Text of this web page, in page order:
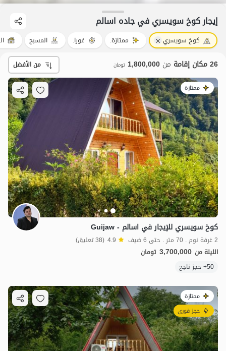
إيجار كوخ سويسري في جاده اسالم
كوخ سويسري ممتازة. فورا. المسبح
26 مكان إقامة من 1,800,000 تومان من الأفضل
ممتازة
كوخ سويسري للإيجار في اسالم - Guijaw
2 غرفة نوم . 70 متر . حتى 6 ضيف 4.9 (38 تعليق)
الليلة من 3,700,000 تومان
50+ حجز ناجح
ممتازة
حجز فوري